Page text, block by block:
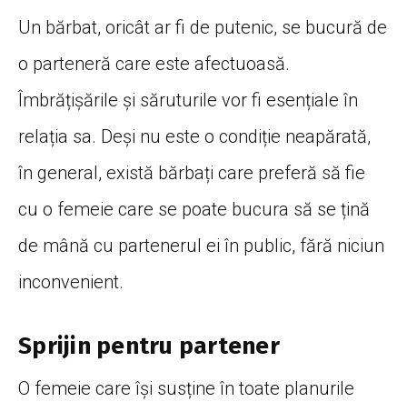
Un bărbat, oricât ar fi de putenic, se bucură de
o parteneră care este afectuoasă.
Îmbrățișările și săruturile vor fi esențiale în
relația sa. Deși nu este o condiție neapărată,
în general, există bărbați care preferă să fie
cu o femeie care se poate bucura să se țină
de mână cu partenerul ei în public, fără niciun
inconvenient.
Sprijin pentru partener
O femeie care își susține în toate planurile